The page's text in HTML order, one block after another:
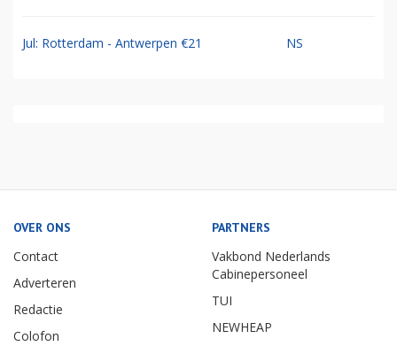
Jul: Rotterdam - Antwerpen €21 NS
OVER ONS
Contact
Adverteren
Redactie
Colofon
PARTNERS
Vakbond Nederlands
Cabinepersoneel
TUI
NEWHEAP